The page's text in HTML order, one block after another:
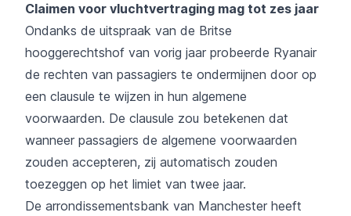
Claimen voor vluchtvertraging mag tot zes jaar
Ondanks de uitspraak van de Britse
hooggerechtshof van vorig jaar probeerde Ryanair
de rechten van passagiers te ondermijnen door op
een clausule te wijzen in hun algemene
voorwaarden. De clausule zou betekenen dat
wanneer passagiers de algemene voorwaarden
zouden accepteren, zij automatisch zouden
toezeggen op het limiet van twee jaar.
De arrondissementsbank van Manchester heeft